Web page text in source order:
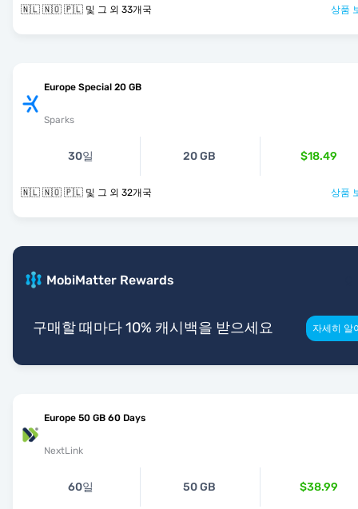
🇳🇱 🇳🇴 🇵🇱 및 그 외 33개국 상품
Europe Special 20 GB
Sparks
30일 20 GB $18.49
🇳🇱 🇳🇴 🇵🇱 및 그 외 32개국 상품
MobiMatter Rewards
구매할 때마다 10% 캐시백을 받으세요 자세히 알
Europe 50 GB 60 Days
NextLink
60일 50 GB $38.99